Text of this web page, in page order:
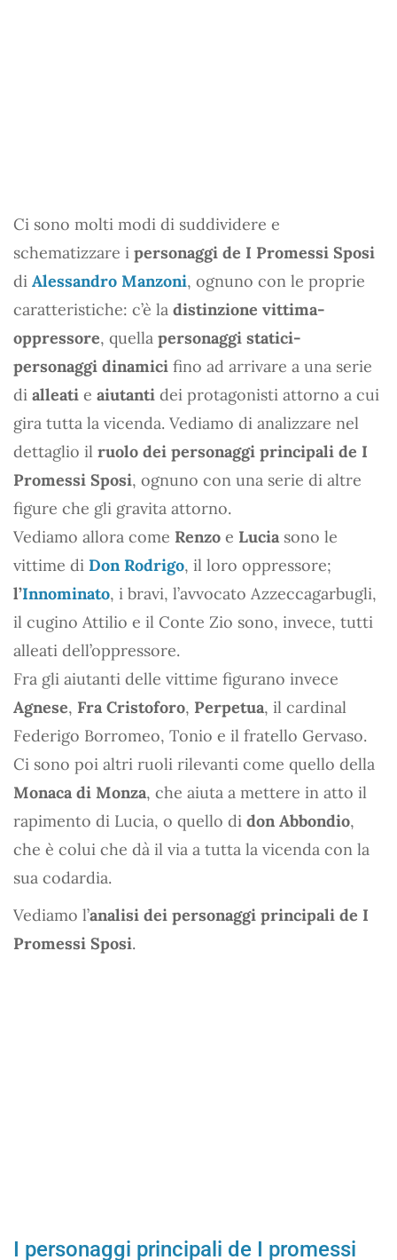
Ci sono molti modi di suddividere e
schematizzare i personaggi de I Promessi Sposi
di Alessandro Manzoni, ognuno con le proprie
caratteristiche: c’è la distinzione vittima-
oppressore, quella personaggi statici-
personaggi dinamici fino ad arrivare a una serie
di alleati e aiutanti dei protagonisti attorno a cui
gira tutta la vicenda. Vediamo di analizzare nel
dettaglio il ruolo dei personaggi principali de I
Promessi Sposi, ognuno con una serie di altre
figure che gli gravita attorno.
Vediamo allora come Renzo e Lucia sono le
vittime di Don Rodrigo, il loro oppressore;
l’Innominato, i bravi, l’avvocato Azzeccagarbugli,
il cugino Attilio e il Conte Zio sono, invece, tutti
alleati dell’oppressore.
Fra gli aiutanti delle vittime figurano invece
Agnese, Fra Cristoforo, Perpetua, il cardinal
Federigo Borromeo, Tonio e il fratello Gervaso.
Ci sono poi altri ruoli rilevanti come quello della
Monaca di Monza, che aiuta a mettere in atto il
rapimento di Lucia, o quello di don Abbondio,
che è colui che dà il via a tutta la vicenda con la
sua codardia.
Vediamo l’analisi dei personaggi principali de I
Promessi Sposi.
I personaggi principali de I promessi